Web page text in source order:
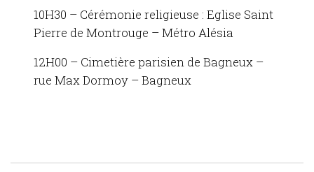
10H30 – Cérémonie religieuse : Eglise Saint
Pierre de Montrouge – Métro Alésia
12H00 – Cimetière parisien de Bagneux –
rue Max Dormoy – Bagneux